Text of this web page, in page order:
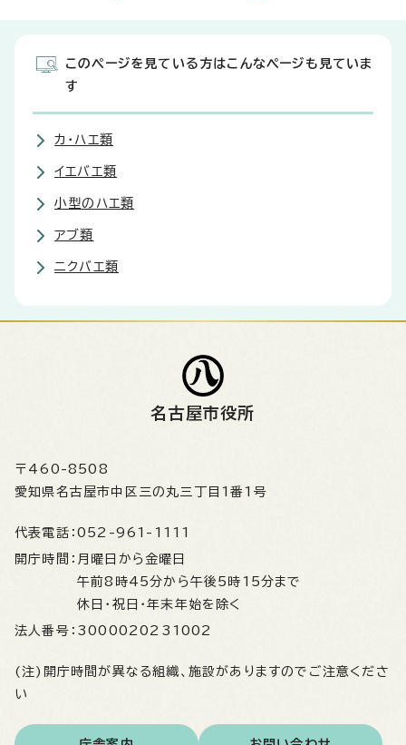
このページを見ている方はこんなページも見ていま
す
カ・ハエ類
イエバエ類
小型のハエ類
アブ類
ニクバエ類
名古屋市役所
〒460-8508
愛知県名古屋市中区三の丸三丁目1番1号
代表電話： 052-961-1111
開庁時間： 月曜日から金曜日
午前8時45分から午後5時15分まで
休日・祝日・年末年始を除く
法人番号： 3000020231002
(注)開庁時間が異なる組織、施設がありますのでご注意くださ
い